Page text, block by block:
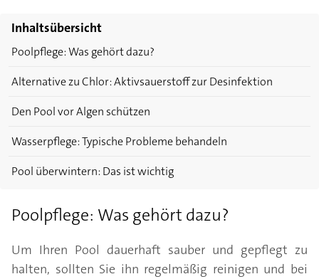
Inhaltsübersicht
Poolpflege: Was gehört dazu?
Alternative zu Chlor: Aktivsauerstoff zur Desinfektion
Den Pool vor Algen schützen
Wasserpflege: Typische Probleme behandeln
Pool überwintern: Das ist wichtig
Poolpflege: Was gehört dazu?
Um Ihren Pool dauerhaft sauber und gepflegt zu
halten, sollten Sie ihn regelmäßig reinigen und bei